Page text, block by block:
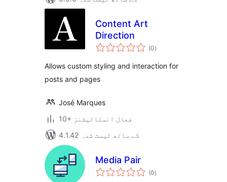
Content Art
Direction
(0مجموعی
درجہ
)
Allows custom styling and interaction for
posts and pages
José Marques
10+ فعال انسٹالیشنز
4.1.42 کے ساتھ ٹیسٹ شدہ
Media Pair
(0مجموعی
درجہ
)